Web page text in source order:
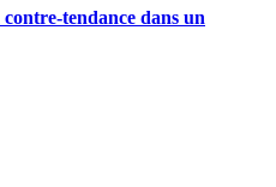
tendance dans un